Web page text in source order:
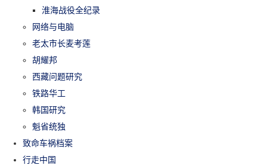
淮海战役全纪录
网络与电脑
老太市长麦考莲
胡耀邦
西藏问题研究
铁路华工
韩国研究
魁省统独
致命车祸档案
行走中国